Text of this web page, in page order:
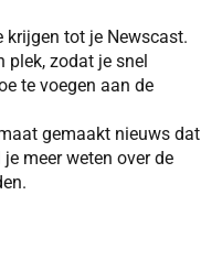
krijgen tot je Newscast.
plek, zodat je snel
te voegen aan de
gemaakt nieuws dat
meer weten over de